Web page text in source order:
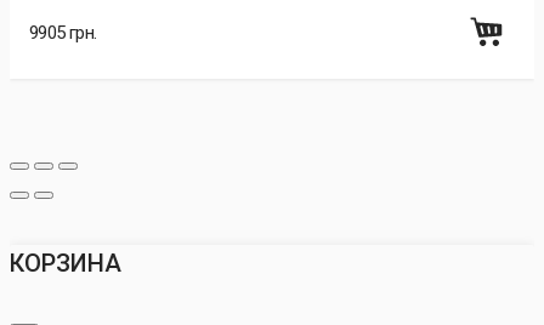
9905 грн.
КОРЗИНА